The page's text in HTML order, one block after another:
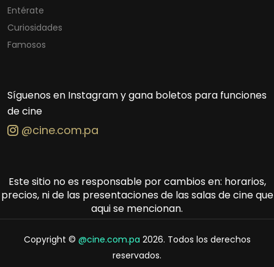
Entérate
Curiosidades
Famosos
Síguenos en Instagram y gana boletos para funciones
de cine
@cine.com.pa
Este sitio no es responsable por cambios en: horarios,
precios, ni de las presentaciones de las salas de cine que
aqui se mencionan.
Copyright © @cine.com.pa 2026. Todos los derechos
reservados.